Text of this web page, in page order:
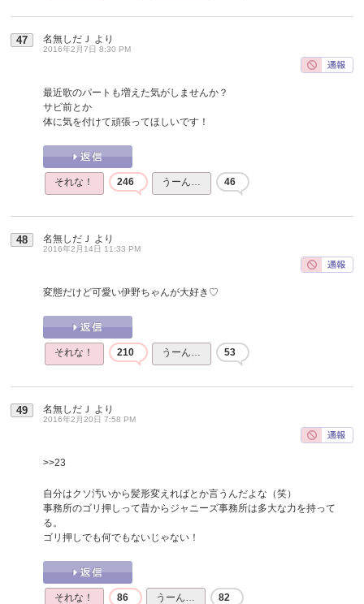
47 名無しだＪ より
2016年2月7日 8:30 PM
最近歌のパートも増えた気がしませんか？
サビ前とか
体に気を付けて頑張ってほしいです！
それな！ 246 うーん… 46
48 名無しだＪ より
2016年2月14日 11:33 PM
変態だけど可愛い伊野ちゃんが大好き♡
それな！ 210 うーん… 53
49 名無しだＪ より
2016年2月20日 7:58 PM
>>23
自分はクソ汚いから髪形変えればとか言うんだよな（笑）
事務所のゴリ押しって昔からジャニーズ事務所は多大な力を持って
る。
ゴリ押しでも何でもないじゃない！
それな！ 86 うーん… 82